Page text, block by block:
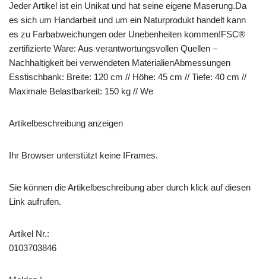
Jeder Artikel ist ein Unikat und hat seine eigene Maserung.Da
es sich um Handarbeit und um ein Naturprodukt handelt kann
es zu Farbabweichungen oder Unebenheiten kommen!FSC®
zertifizierte Ware: Aus verantwortungsvollen Quellen –
Nachhaltigkeit bei verwendeten MaterialienAbmessungen
Esstischbank: Breite: 120 cm // Höhe: 45 cm // Tiefe: 40 cm //
Maximale Belastbarkeit: 150 kg // We
Artikelbeschreibung anzeigen
Ihr Browser unterstützt keine IFrames.
Sie können die Artikelbeschreibung aber durch klick auf diesen
Link aufrufen.
Artikel Nr.:
0103703846